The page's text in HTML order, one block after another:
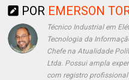
POR EMERSON
Técnico Industrial em
Tecnologia da
Chefe na Atualidade
Ltda. Possui ampla
com registro